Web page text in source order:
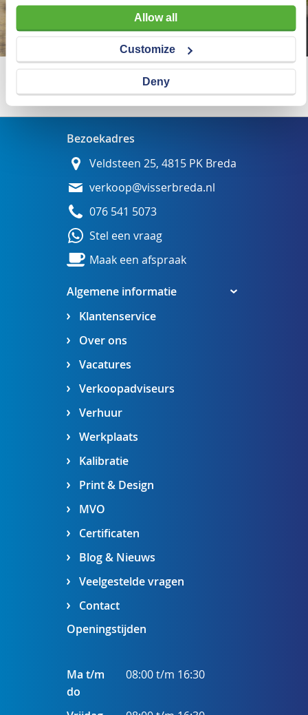
Allow all
Customize
Deny
Wij adviseren u graag
Algemene informatie
Klantenservice
Over ons
Vacatures
Verkoopadviseurs
Verhuur
Werkplaats
Kalibratie
Print & Design
MVO
Certificaten
Blog & Nieuws
Veelgestelde vragen
Contact
Bezoekadres
Veldsteen 25, 4815 PK Breda
verkoop@visserbreda.nl
076 541 5073
Stel een vraag
Maak een afspraak
Openingstijden
Ma t/m
do
08:00 t/m 16:30